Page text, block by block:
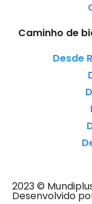
Caminho de
Desde
2023 ©
Desenvolvido